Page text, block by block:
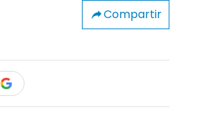
Compartir